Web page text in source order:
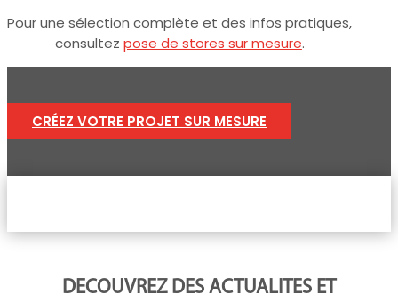
Pour une sélection complète et des infos pratiques,
consultez pose de stores sur mesure.
CRÉEZ VOTRE PROJET SUR MESURE
DECOUVREZ DES ACTUALITES ET